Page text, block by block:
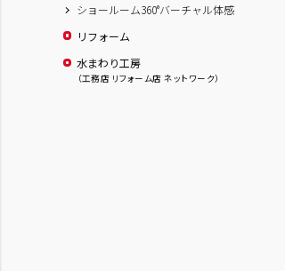
ショールーム360°バーチャル体感
リフォーム
水まわり工房
（工務店 リフォーム店 ネットワーク）